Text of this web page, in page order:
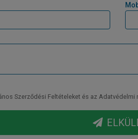
Szerződési Feltételeket és az Adatvédelmi